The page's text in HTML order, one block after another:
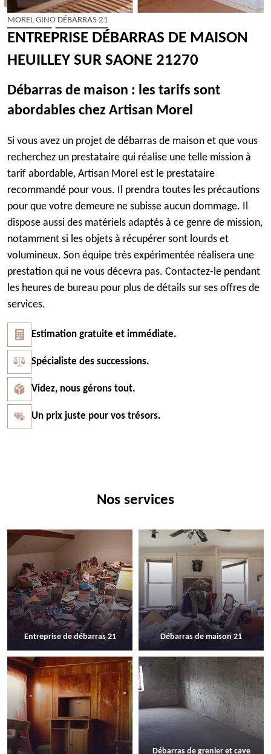
MOREL GINO DÉBARRAS 21
ENTREPRISE DÉBARRAS DE MAISON
HEUILLEY SUR SAONE 21270
Débarras de maison : les tarifs sont
abordables chez Artisan Morel
Si vous avez un projet de débarras de maison et que vous
recherchez un prestataire qui réalise une telle mission à
tarif abordable, Artisan Morel est le prestataire
recommandé pour vous. Il prendra toutes les précautions
pour que votre demeure ne subisse aucun dommage. Il
dispose aussi des matériels adaptés à ce genre de mission,
notamment si les objets à récupérer sont lourds et
volumineux. Son équipe très expérimentée réalisera une
prestation qui ne vous décevra pas. Contactez-le pendant
les heures de bureau pour plus de détails sur ses offres de
services.
Estimation gratuite et immédiate.
Spécialiste des successions.
Videz, nous gérons tout.
Un prix juste pour vos trésors.
Nos services
Entreprise de débarras 21 Débarras de maison 21
Débarras de grenier et cave